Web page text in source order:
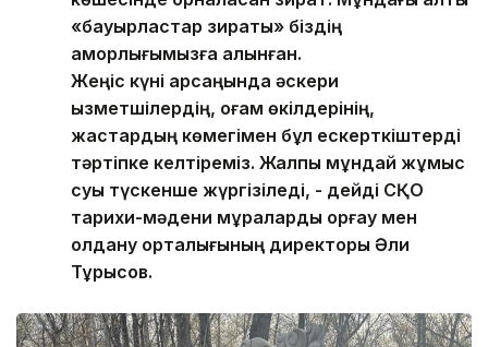
«бауырластар зираты» біздің
қамқорлығымызға алынған.
Жеңіс күні қарсаңында әскери
қызметшілердің, қоғам өкілдерінің,
жастардың көмегімен бұл ескерткіштерді
тәртіпке келтіреміз. Жалпы мұндай жұмыс
суық түскенше жүргізіледі, - дейді СҚО
тарихи-мәдени мұраларды қорғау мен
қолдану орталығының директоры Әли
Тұрысов.